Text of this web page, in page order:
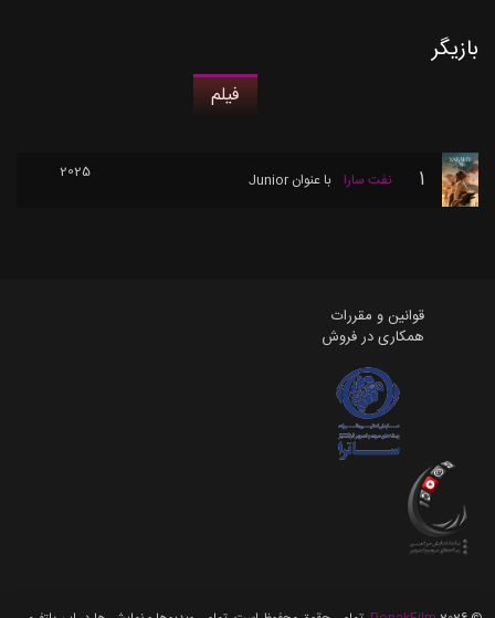
بازیگر
فیلم
1 نفت سارا با عنوان Junior
2025
قوانین و مقررات
همکاری در فروش